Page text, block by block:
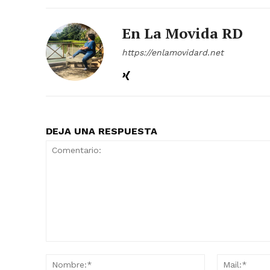
En La Movida RD
https://enlamovidard.net
DEJA UNA RESPUESTA
Nombre:*